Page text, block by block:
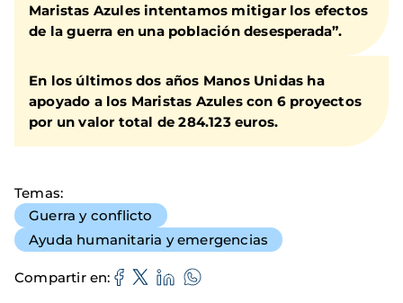
Maristas Azules intentamos mitigar los efectos
de la guerra en una población desesperada”.
En los últimos dos años Manos Unidas ha
apoyado a los Maristas Azules con 6 proyectos
por un valor total de 284.123 euros.
Temas
Guerra y conflicto
Ayuda humanitaria y emergencias
Compartir en